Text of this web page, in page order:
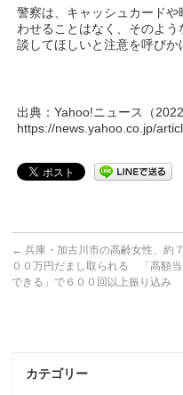
警察は、キャッシュカード
わせることはなく、そのよ
談してほしいと注意を呼びか
出典：Yahoo!ニュース（
https://news.yahoo.co.jp/
← 兵庫・加古川市の高齢女性、約
００万円だまし取られる 「高額当
できる」で６００回以上振り込み
カテゴリー